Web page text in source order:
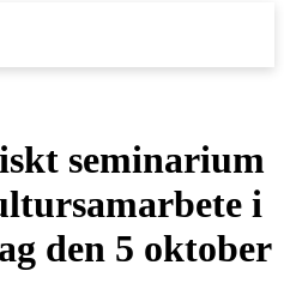
seminarium
i
den 5 oktober